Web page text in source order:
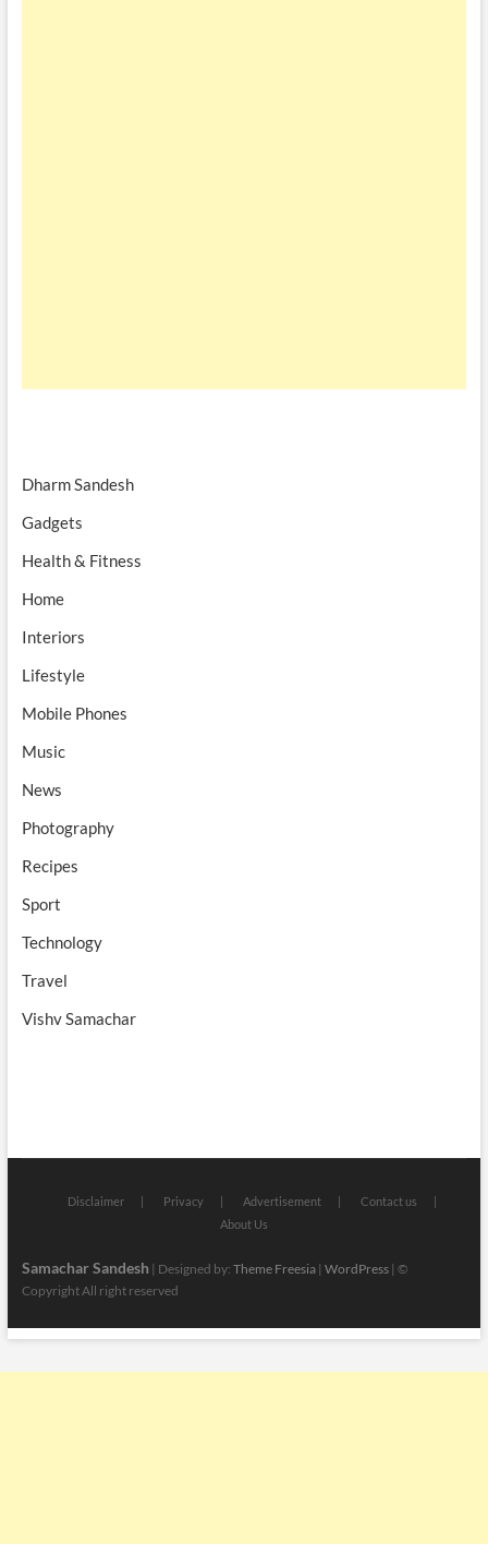
Dharm Sandesh
Gadgets
Health & Fitness
Home
Interiors
Lifestyle
Mobile Phones
Music
News
Photography
Recipes
Sport
Technology
Travel
Vishv Samachar
Disclaimer Privacy Advertisement
Contact us
About Us
Samachar Sandesh | Designed by: Theme Freesia| WordPress| ©
Copyright All right reserved